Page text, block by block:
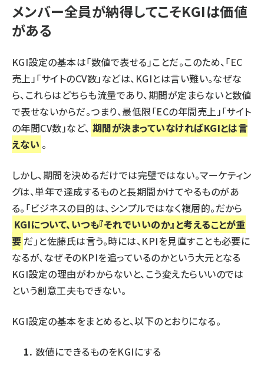
メンバー全員が納得してこそKGIは価値
がある
KGI設定の基本は「数値で表せる」ことだ。このため、「EC
売上」「サイトのCV数」などは、KGIとは言い難い。なぜな
ら、これらはどちらも流量であり、期間が定まらないと数値
で表せないからだ。つまり、最低限「ECの年間売上」「サイト
の年間CV数」など、 期間が決まっていなければKGIとは言
えない 。
しかし、期間を決めるだけでは完璧ではない。マーケティン
グは、単年で達成するものと長期間かけてやるものがあ
る。「ビジネスの目的は、シンプルではなく複層的。だから
KGIについて、いつも『それでいいのか』と考えることが重
要 だ」と佐藤氏は言う。時には、KPIを見直すことも必要に
なるが、なぜそのKPIを追っているのかという大元となる
KGI設定の理由がわからないと、こう変えたらいいのでは
という創意工夫もできない。
KGI設定の基本をまとめると、以下のとおりになる。
数値にできるものをKGIにする